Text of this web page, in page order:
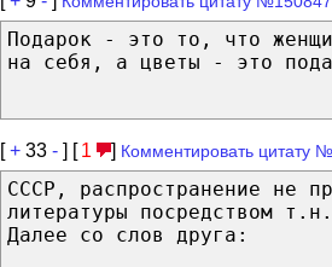
Подарок - это то, что
на себя, а цветы - это
[+ 33 - ] [ 1 ] Комментировать цитату
СССР, распространение не
литературы посредством
Далее со слов друга: